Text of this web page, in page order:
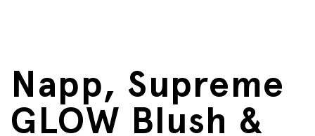
Napp, Supreme
GLOW Blush &